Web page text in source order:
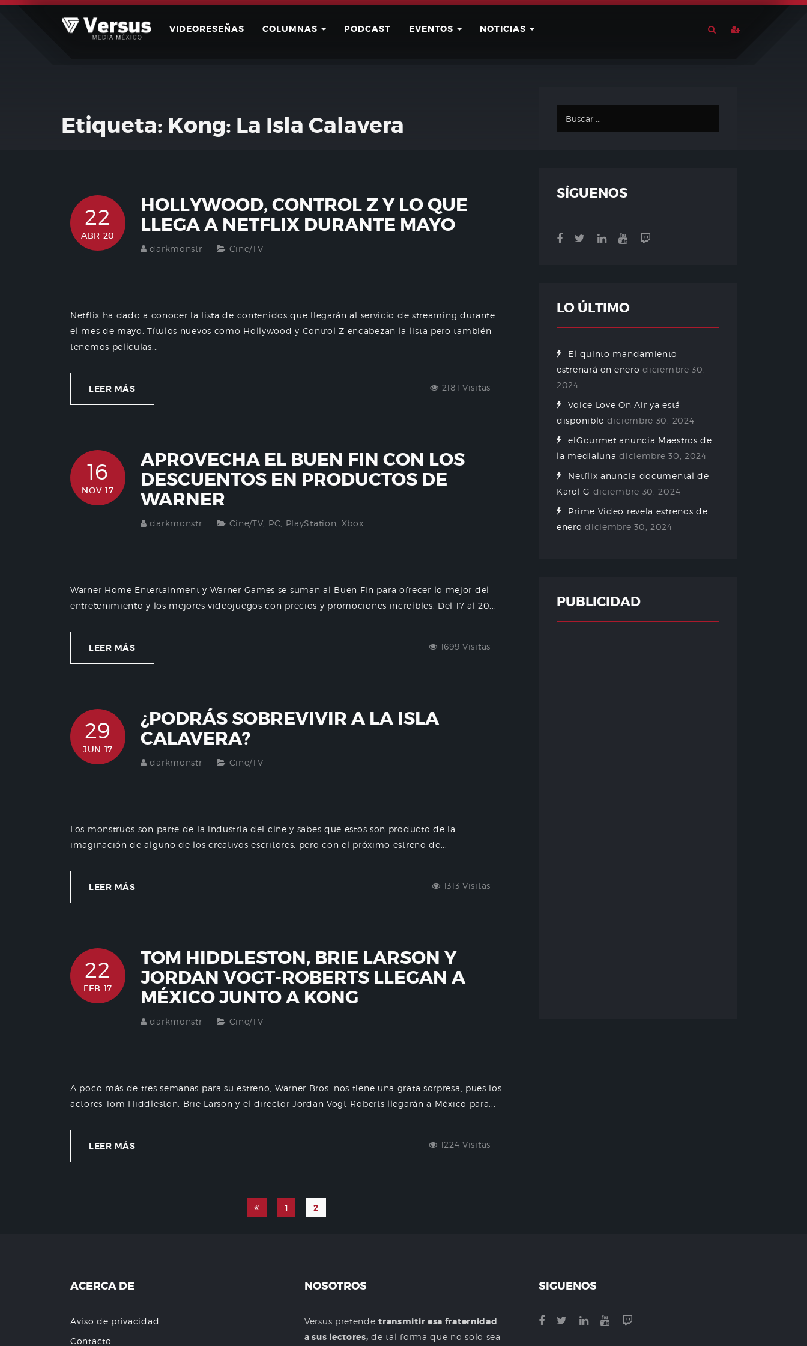
Skip
VIDEORESEÑAS COLUMNAS PODCAST EVENTOS NOTICIAS
Etiqueta: Kong: La Isla Calavera
22
ABR 20
HOLLYWOOD, CONTROL Z Y LO QUE
LLEGA A NETFLIX DURANTE MAYO
darkmonstr Cine/TV
Netflix ha dado a conocer la lista de contenidos que llegarán al servicio de streaming durante
el mes de mayo. Títulos nuevos como Hollywood y Control Z encabezan la lista pero también
tenemos películas...
LEER MÁS 2181 Visitas
16
NOV 17
APROVECHA EL BUEN FIN CON LOS
DESCUENTOS EN PRODUCTOS DE
WARNER
darkmonstr Cine/TV PC PlayStation Xbox
Warner Home Entertainment y Warner Games se suman al Buen Fin para ofrecer lo mejor del
entretenimiento y los mejores videojuegos con precios y promociones increíbles. Del 17 al 20...
LEER MÁS 1699 Visitas
29
JUN 17
¿PODRÁS SOBREVIVIR A LA ISLA
CALAVERA?
darkmonstr Cine/TV
Los monstruos son parte de la industria del cine y sabes que estos son producto de la
imaginación de alguno de los creativos escritores, pero con el próximo estreno de...
LEER MÁS 1313 Visitas
22
FEB 17
TOM HIDDLESTON, BRIE LARSON Y
JORDAN VOGT-ROBERTS LLEGAN A
MÉXICO JUNTO A KONG
darkmonstr Cine/TV
A poco más de tres semanas para su estreno, Warner Bros. nos tiene una grata sorpresa, pues los
actores Tom Hiddleston, Brie Larson y el director Jordan Vogt-Roberts llegarán a México para...
LEER MÁS 1224 Visitas
1 2
SÍGUENOS
LO ÚLTIMO
El quinto mandamiento
estrenará en enero diciembre 30,
2024
Voice Love On Air ya está
disponible diciembre 30, 2024
elGourmet anuncia Maestros de
la medialuna diciembre 30, 2024
Netflix anuncia documental de
Karol G diciembre 30, 2024
Prime Video revela estrenos de
enero diciembre 30, 2024
PUBLICIDAD
ACERCA DE
Aviso de privacidad
Contacto
NOSOTROS
Versus pretendetransmitir esa fraternidad
a sus lectores, de tal forma que no solo sea
SIGUENOS